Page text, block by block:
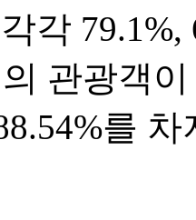
각
관광객
를